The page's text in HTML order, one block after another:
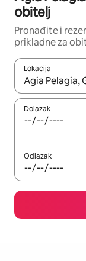
obitelj
Pronađite i
prikladne za
Lokacija
Kada budu
Dolazak
Odlazak